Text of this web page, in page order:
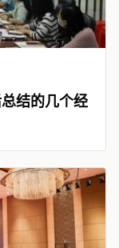
结的几个经